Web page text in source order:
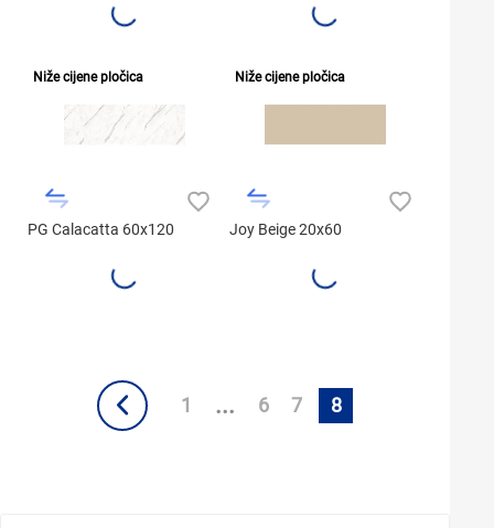
Niže cijene pločica
PG Calacatta 60x120
Niže cijene pločica
Joy Beige 20x60
1 ... 6 7 8